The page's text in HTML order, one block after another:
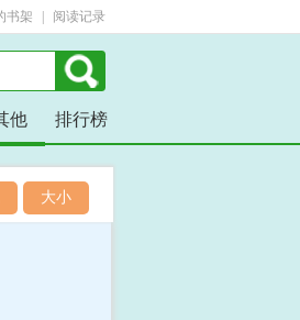
书架 阅读记录
他 排行榜
大小